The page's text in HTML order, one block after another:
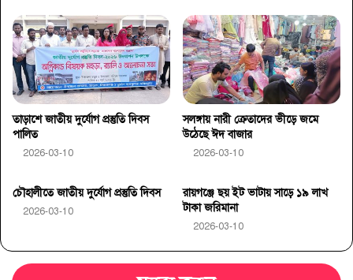
তাড়াশে জাতীয় দুর্যোগ প্রস্তুতি দিবস
পালিত
2026-03-10
সলঙ্গায় নারী ক্রেতাদের ভীড়ে জমে
উঠেছে ঈদ বাজার
2026-03-10
চৌহালীতে জাতীয় দুর্যোগ প্রস্তুতি দিবস
2026-03-10
রায়গঞ্জে ছয় ইট ভাটায় সাড়ে ১৯ লাখ
টাকা জরিমানা
2026-03-10